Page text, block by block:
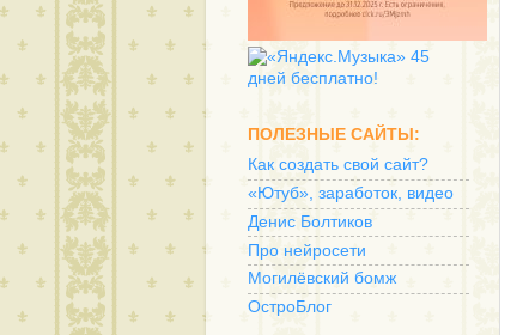
ПОЛЕЗНЫЕ САЙТЫ:
Как создать свой сайт?
«Ютуб», заработок, видео
Денис Болтиков
Про нейросети
Могилёвский бомж
ОстроБлог